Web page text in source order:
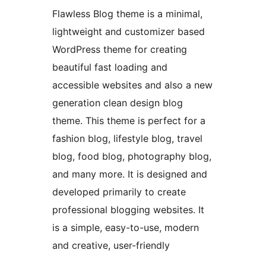
Flawless Blog theme is a minimal,
lightweight and customizer based
WordPress theme for creating
beautiful fast loading and
accessible websites and also a new
generation clean design blog
theme. This theme is perfect for a
fashion blog, lifestyle blog, travel
blog, food blog, photography blog,
and many more. It is designed and
developed primarily to create
professional blogging websites. It
is a simple, easy-to-use, modern
and creative, user-friendly